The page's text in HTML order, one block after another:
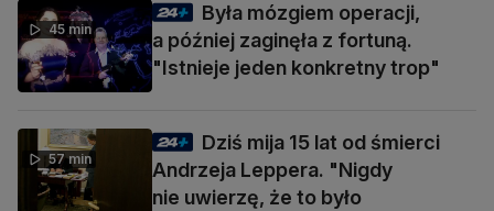
45 min
Była mózgiem operacji,
a później zaginęła z fortuną.
"Istnieje jeden konkretny trop"
57 min
Dziś mija 15 lat od śmierci
Andrzeja Leppera. "Nigdy
nie uwierzę, że to było